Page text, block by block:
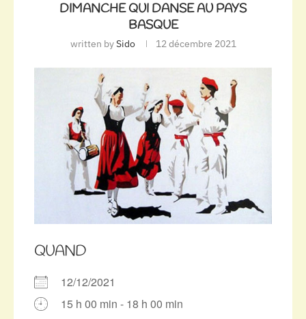
DIMANCHE QUI DANSE AU PAYS
BASQUE
written bySido 12 décembre 2021
QUAND
12/12/2021
15 h 00 min - 18 h 00 min